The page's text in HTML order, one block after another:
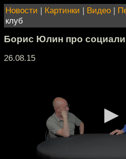
Новости | Картинки | Видео |
клуб
Борис Юлин про
26.08.15